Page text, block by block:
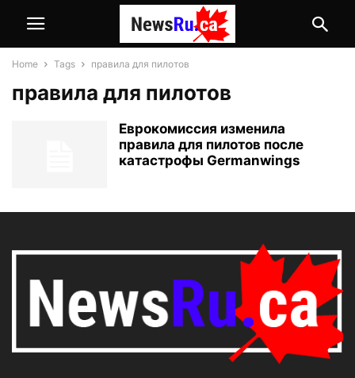
Home Tags правила для пилотов
правила для пилотов
Еврокомиссия изменила
правила для пилотов после
катастрофы Germanwings